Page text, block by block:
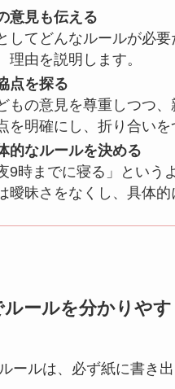
意見も伝える
してどんなルールが必要
理由を説明します。
点を探る
もの意見を尊重しつつ、
を明確にし、折り合いを
的なルールを決める
9時までに寝る」という
曖昧さをなくし、具体的
ールを分かりやす
ールは、必ず紙に書き出